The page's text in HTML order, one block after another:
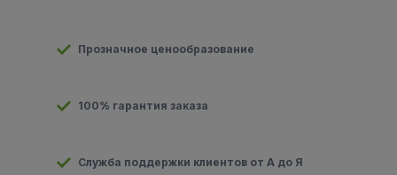
Прозначное ценообразование
100% гарантия заказа
Служба поддержки клиентов от А до Я